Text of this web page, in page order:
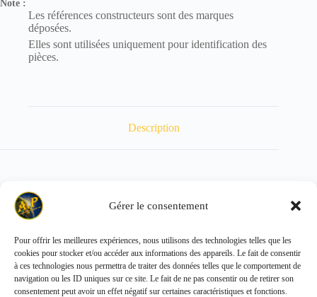
Gérer le consentement
Pour offrir les meilleures expériences, nous utilisons des technologies telles que les
cookies pour stocker et/ou accéder aux informations des appareils. Le fait de consentir
à ces technologies nous permettra de traiter des données telles que le comportement de
navigation ou les ID uniques sur ce site. Le fait de ne pas consentir ou de retirer son
consentement peut avoir un effet négatif sur certaines caractéristiques et fonctions.
Note :
Les références constructeurs sont des marques
déposées.
Elles sont utilisées uniquement pour identification des
pièces.
Description
POIDS : 0.100 kg
Copyright © 2026 - ALL PARTS FRANCE SAS